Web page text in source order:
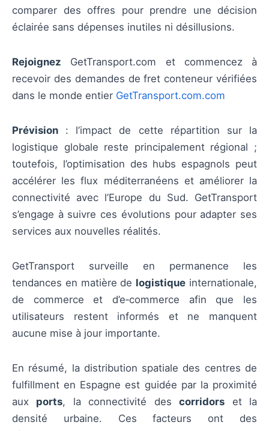
comparer des offres pour prendre une décision
éclairée sans dépenses inutiles ni désillusions.
Rejoignez GetTransport.com et commencez à
recevoir des demandes de fret conteneur vérifiées
dans le monde entier GetTransport.com.com
Prévision : l’impact de cette répartition sur la
logistique globale reste principalement régional ;
toutefois, l’optimisation des hubs espagnols peut
accélérer les flux méditerranéens et améliorer la
connectivité avec l’Europe du Sud. GetTransport
s’engage à suivre ces évolutions pour adapter ses
services aux nouvelles réalités.
GetTransport surveille en permanence les
tendances en matière de logistique internationale,
de commerce et d’e‑commerce afin que les
utilisateurs restent informés et ne manquent
aucune mise à jour importante.
En résumé, la distribution spatiale des centres de
fulfillment en Espagne est guidée par la proximité
aux ports, la connectivité descorridors et la
densité urbaine. Ces facteurs ont des